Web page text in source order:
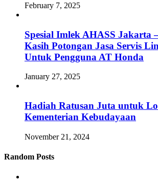
February 7, 2025
Spesial Imlek AHASS Jakarta
Kasih Potongan Jasa Servis
Untuk Pengguna AT Honda
January 27, 2025
Hadiah Ratusan Juta untuk
Kementerian Kebudayaan
November 21, 2024
Random Posts